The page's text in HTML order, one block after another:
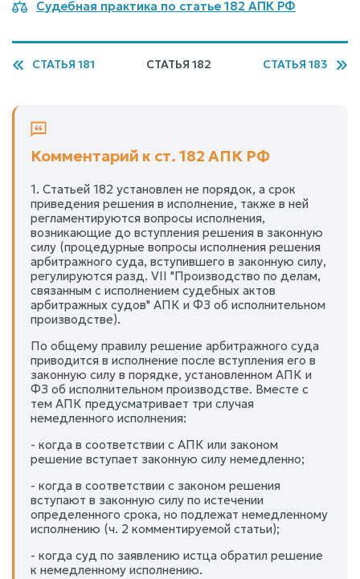
Судебная практика по статье 182 АПК РФ
СТАТЬЯ 181 СТАТЬЯ 182 СТАТЬЯ 183
Комментарий к ст. 182 АПК РФ
1. Статьей 182 установлен не порядок, а срок
приведения решения в исполнение, также в ней
регламентируются вопросы исполнения,
возникающие до вступления решения в законную
силу (процедурные вопросы исполнения решения
арбитражного суда, вступившего в законную силу,
регулируются разд. VII "Производство по делам,
связанным с исполнением судебных актов
арбитражных судов" АПК и ФЗ об исполнительном
производстве).
По общему правилу решение арбитражного суда
приводится в исполнение после вступления его в
законную силу в порядке, установленном АПК и
ФЗ об исполнительном производстве. Вместе с
тем АПК предусматривает три случая
немедленного исполнения:
- когда в соответствии с АПК или законом
решение вступает законную силу немедленно;
- когда в соответствии с законом решения
вступают в законную силу по истечении
определенного срока, но подлежат немедленному
исполнению (ч. 2 комментируемой статьи);
- когда суд по заявлению истца обратил решение
к немедленному исполнению.